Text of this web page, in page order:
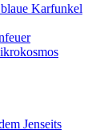
Karfunkel
Jenseits